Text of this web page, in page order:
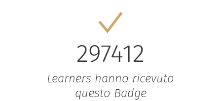
297412
Learners hanno ricevuto
questo Badge